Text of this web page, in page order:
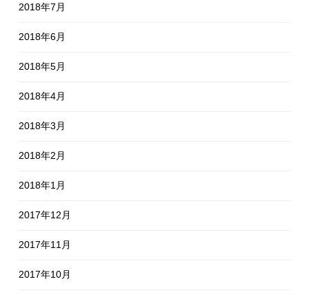
2018年7月
2018年6月
2018年5月
2018年4月
2018年3月
2018年2月
2018年1月
2017年12月
2017年11月
2017年10月